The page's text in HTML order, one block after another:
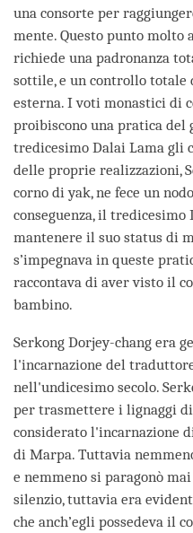
una consorte per
mente. Questo punto molto
richiede una padronanza
sottile, e un controllo totale
esterna. I voti monastici di
proibiscono una pratica del
tredicesimo Dalai Lama gli
delle proprie realizzazioni,
corno di yak, ne fece un
conseguenza, il
mantenere il suo status di
s’impegnava in queste
raccontava di aver visto il
bambino.
Serkong Dorjey-chang era
l'incarnazione del
nell'undicesimo secolo.
per trasmettere i lignaggi
considerato l'incarnazione
di Marpa. Tuttavia
e nemmeno si paragonò
silenzio, tuttavia era
che anch’egli possedeva il